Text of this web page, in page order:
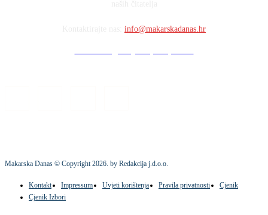
info@makarskadanas.hr
Makarska Danas © Copyright2026. by Redakcija j.d.o.o.
Kontakt Impressum Uvjeti korištenja Pravila privatnosti
Cjenik
Cjenik Izbori